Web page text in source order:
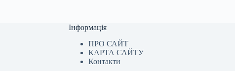
Інформація
ПРО САЙТ
КАРТА САЙТУ
Контакти